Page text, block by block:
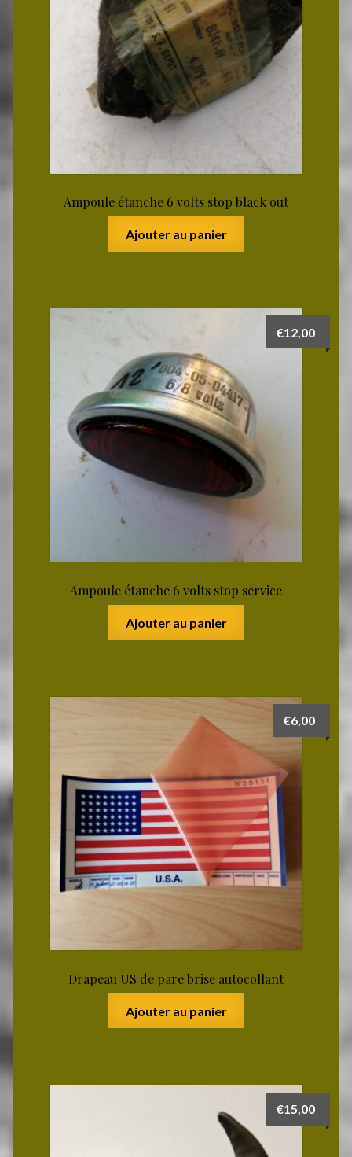
Ampoule étanche 6 volts stop black out
Ajouter au panier
Ampoule étanche 6 volts stop service
€12,00
Ajouter au panier
Drapeau US de pare brise autocollant
€6,00
Ajouter au panier
€15,00